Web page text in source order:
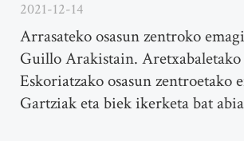
2021-12-14
Arrasateko osasun zentroko
Guillo Arakistain. Aretxabaletako
Eskoriatzako osasun zentroetako
Gartziak eta biek ikerketa bat